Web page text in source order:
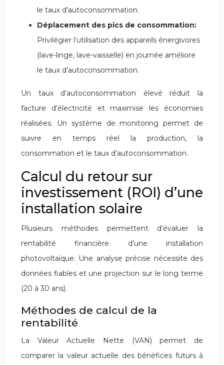
le taux d’autoconsommation.
Déplacement des pics de consommation:
Privilégier l’utilisation des appareils énergivores
(lave-linge, lave-vaisselle) en journée améliore
le taux d’autoconsommation.
Un taux d’autoconsommation élevé réduit la
facture d’électricité et maximise les économies
réalisées. Un système de monitoring permet de
suivre en temps réel la production, la
consommation et le taux d’autoconsommation.
Calcul du retour sur
investissement (ROI) d’une
installation solaire
Plusieurs méthodes permettent d’évaluer la
rentabilité financière d’une installation
photovoltaïque. Une analyse précise nécessite des
données fiables et une projection sur le long terme
(20 à 30 ans).
Méthodes de calcul de la
rentabilité
La Valeur Actuelle Nette (VAN) permet de
comparer la valeur actuelle des bénéfices futurs à